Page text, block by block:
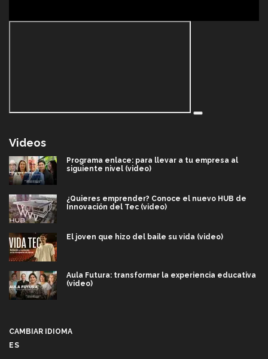
Videos
Programa enlace: para llevar a tu empresa al
siguiente nivel (video)
¿Quieres emprender? Conoce el nuevo HUB de
Innovación del Tec (video)
El joven que hizo del baile su vida (video)
Aula Futura: transformar la experiencia educativa
(video)
CAMBIAR IDIOMA
ES